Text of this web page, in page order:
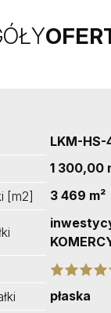
LKM-HS-
1 300,00
[m2]
3 469 m²
płaska